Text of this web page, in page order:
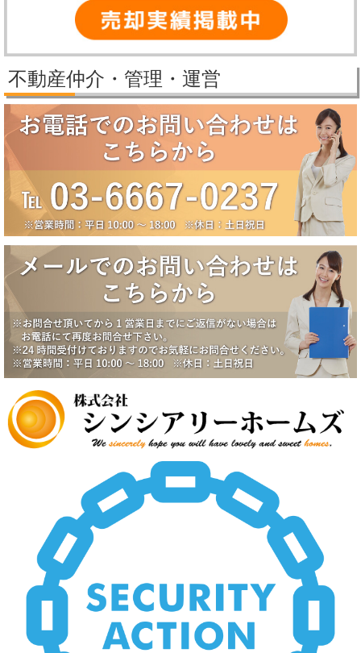
パレステージ日吉さくらが丘価格改定しました。
新規物件公開しました。
2025/9/29
パレステージ日吉さくらが丘価格改定しました。
2025/9/5
賃貸物件公開しました。
2025/8/5
2025年夏季休業のお知らせ（8月10日～8月18日）
誠に勝手ながら、弊社では下記の期間を夏季休業とさせていただきま
す。
【夏季休業期間】
2025年8月10日（日）～2025年8月18日（月）
休業期間中にいただいたお問い合わせ等につきましては、8月19日
（火）より順次対応させていただきます。
2025/6/17
大田区田園調布5丁目戸建成約になりました。
2025/6/17
八潮市南川崎戸建成約になりました。
2025/6/17
一番町シティハウス成約になりました。
2025/6/2
賃貸物件公開しました。
2025/5/19
2025/5/19
田園調布5丁目戸建価格改定
2025/5/19
八潮市南川崎戸建価格改定
いすみ市大原台土地価格改定
新規物件公開しました。
2025/4/2
新規物件公開しました。
2025/3/5
新規物件2件公開しました。
2025/2/21
新規賃貸物件公開致しました。
上尾市壱丁目南中古戸建価格変更致しました。
不動産仲介・管理・運営